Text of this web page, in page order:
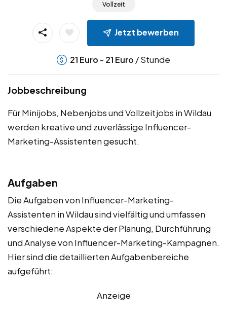
Vollzeit
Jetzt bewerben
21 Euro - 21 Euro / Stunde
Jobbeschreibung
Für Minijobs, Nebenjobs und Vollzeitjobs in Wildau
werden kreative und zuverlässige Influencer-
Marketing-Assistenten gesucht.
Aufgaben
Die Aufgaben von Influencer-Marketing-
Assistenten in Wildau sind vielfältig und umfassen
verschiedene Aspekte der Planung, Durchführung
und Analyse von Influencer-Marketing-Kampagnen.
Hier sind die detaillierten Aufgabenbereiche
aufgeführt:
Anzeige